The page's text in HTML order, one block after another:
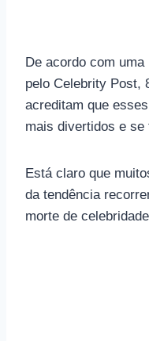
De acordo com
pelo Celebrity Post,
acreditam que
mais divertidos e
Está claro que
da tendência
morte de